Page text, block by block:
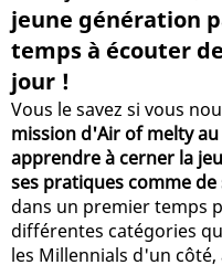
jeune génération
temps à écouter
jour !
Vous le savez si vous
mission d'Air of melty
apprendre à cerner la
ses pratiques comme
dans un premier temps
différentes catégories
les Millennials d'un côté,